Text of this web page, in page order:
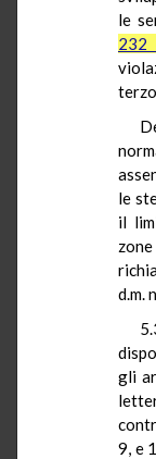
le
232
le
il
d.m.
gli
9, e